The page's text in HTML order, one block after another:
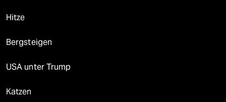
Hitze
Bergsteigen
USA unter Trump
Katzen